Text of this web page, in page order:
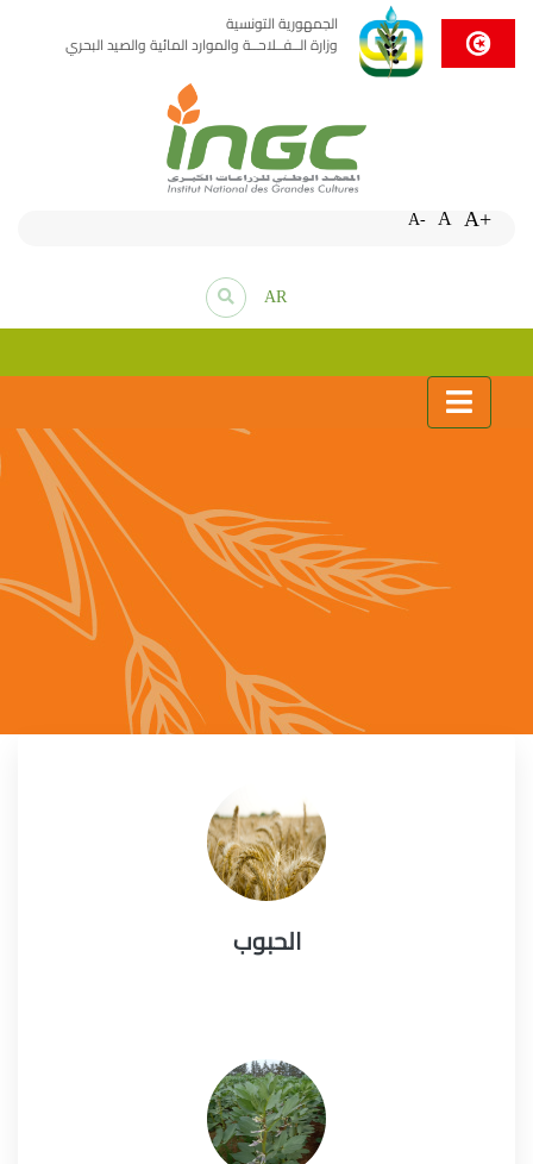
الجمهورية التونسية
وزارة الــفــلاحــة والموارد المائية والصيد البحري
A- A A+
AR
الحبوب